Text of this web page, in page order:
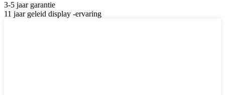
3-5 jaar garantie
11 jaar geleid display -ervaring